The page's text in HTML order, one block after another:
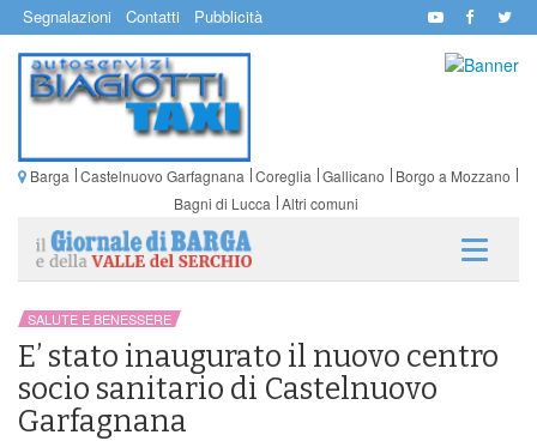
Segnalazioni Contatti Pubblicità
Barga Castelnuovo Garfagnana Coreglia Gallicano
Borgo a Mozzano
Bagni di Lucca Altri comuni
SALUTE E BENESSERE
E’ stato inaugurato il nuovo centro
socio sanitario di Castelnuovo
Garfagnana